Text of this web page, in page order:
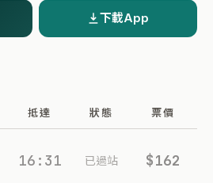
下載App
抵達 狀態 票價
16:31 已過站 $162